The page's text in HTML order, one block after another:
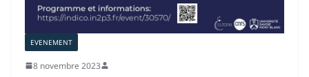
EVENEMENT
8 novembre 2023